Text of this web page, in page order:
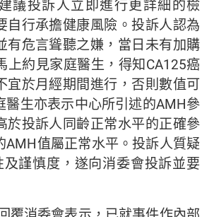
議投訴人立即進行更詳細的檢
自行承擔健康風險。投訴人認為
有危言聳聽之嫌，當日未有加購
上約見家庭醫生，得知CA125癌
宜於月經期間進行，否則數值可
醫生亦表示中心所引述的AMH參
於投訴人同齡正常水平的正確參
AMH值屬正常水平。投訴人質疑
謹慎度，遂向消委會投訴並要